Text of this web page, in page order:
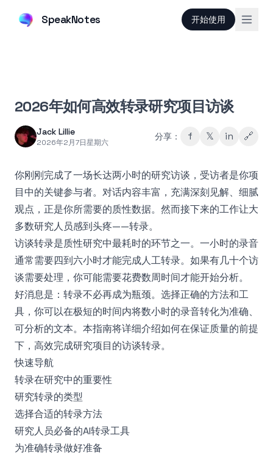
SpeakNotes 开始使用
2026年如何高效转录研究项目访谈
Jack Lillie
2026年2月7日星期六
分享： f 𝕏 in 🔗
你刚刚完成了一场长达两小时的研究访谈，受访者是你项
目中的关键参与者。对话内容丰富，充满深刻见解、细腻
观点，正是你所需要的质性数据。然而接下来的工作让大
多数研究人员感到头疼——转录。
访谈转录是质性研究中最耗时的环节之一。一小时的录音
通常需要四到六小时才能完成人工转录。如果有几十个访
谈需要处理，你可能需要花费数周时间才能开始分析。
好消息是：转录不必再成为瓶颈。选择正确的方法和工
具，你可以在极短的时间内将数小时的录音转化为准确、
可分析的文本。本指南将详细介绍如何在保证质量的前提
下，高效完成研究项目的访谈转录。
快速导航
转录在研究中的重要性
研究转录的类型
选择合适的转录方法
研究人员必备的AI转录工具
为准确转录做好准备